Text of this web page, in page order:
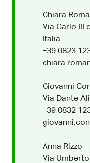
Chiara
Via Carlo III
Italia
+39 0823
Giovanni
Via Dante
+39 0832
Anna Rizzo
Via Umberto